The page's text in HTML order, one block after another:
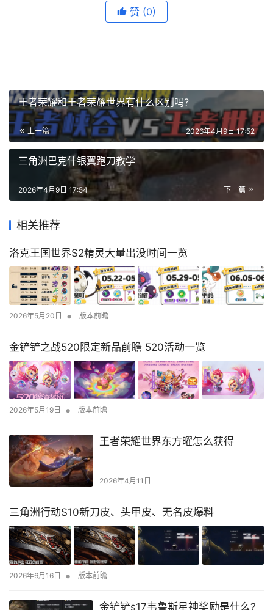
赞 (0)
王者荣耀和王者荣耀世界有什么区别吗?
上一篇 2026年4月9日 17:52
三角洲巴克什银翼跑刀教学
下一篇
2026年4月9日 17:54
相关推荐
洛克王国世界S2精灵大量出没时间一览
2026年5月20日 • 版本前瞻
金铲铲之战520限定新品前瞻 520活动一览
2026年5月19日 • 版本前瞻
王者荣耀世界东方曜怎么获得
2026年4月11日
三角洲行动S10新刀皮、头甲皮、无名皮爆料
2026年6月16日 • 版本前瞻
金铲铲s17韦鲁斯星神奖励是什么?